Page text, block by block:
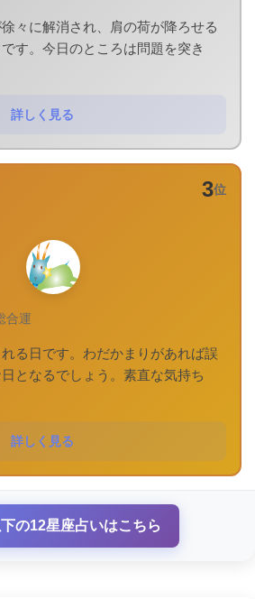
々に解消され、肩の荷が降ろせる
す。今日のところは問題を突き
詳しく見る
3位
合運
る日です。わだかまりがあれば誤
となるでしょう。素直な気持ち
詳しく見る
の12星座占いはこちら